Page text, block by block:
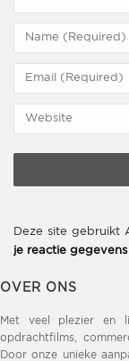
Deze site gebruikt
je reactie
OVER ONS
Met veel plezier en
opdrachtfilms,
Door onze unieke